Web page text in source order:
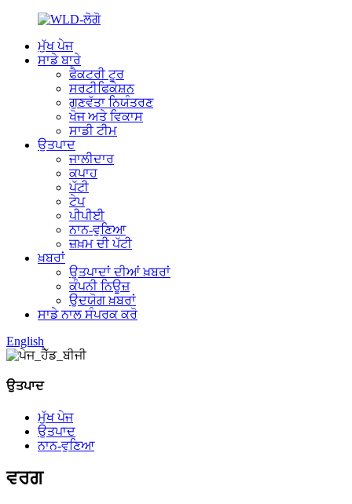
ਮੁੱਖ ਪੇਜ
ਸਾਡੇ ਬਾਰੇ
ਫੈਕਟਰੀ ਟੂਰ
ਸਰਟੀਫਿਕੇਸ਼ਨ
ਗੁਣਵੱਤਾ ਨਿਯੰਤਰਣ
ਖੋਜ ਅਤੇ ਵਿਕਾਸ
ਸਾਡੀ ਟੀਮ
ਉਤਪਾਦ
ਜਾਲੀਦਾਰ
ਕਪਾਹ
ਪੱਟੀ
ਟੇਪ
ਪੀਪੀਈ
ਨਾਨ-ਵੁਣਿਆ
ਜ਼ਖ਼ਮ ਦੀ ਪੱਟੀ
ਖ਼ਬਰਾਂ
ਉਤਪਾਦਾਂ ਦੀਆਂ ਖ਼ਬਰਾਂ
ਕੰਪਨੀ ਨਿਊਜ਼
ਉਦਯੋਗ ਖ਼ਬਰਾਂ
ਸਾਡੇ ਨਾਲ ਸੰਪਰਕ ਕਰੋ
English
ਉਤਪਾਦ
ਮੁੱਖ ਪੇਜ
ਉਤਪਾਦ
ਨਾਨ-ਵੁਣਿਆ
ਵਰਗ